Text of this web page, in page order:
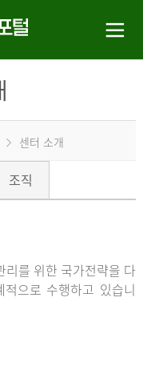
센터 소개
조직
를 위한 국가전략을 다
으로 수행하고 있습니